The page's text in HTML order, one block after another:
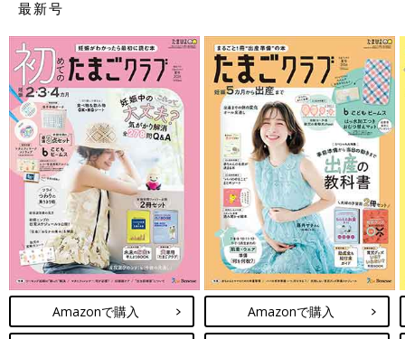
最新号
Amazonで購入 Amazonで購入